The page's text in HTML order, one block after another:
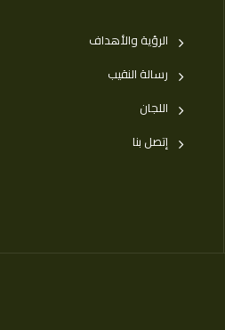
الرؤية والأهداف
رسالة النقيب
اللجان
إتصل بنا